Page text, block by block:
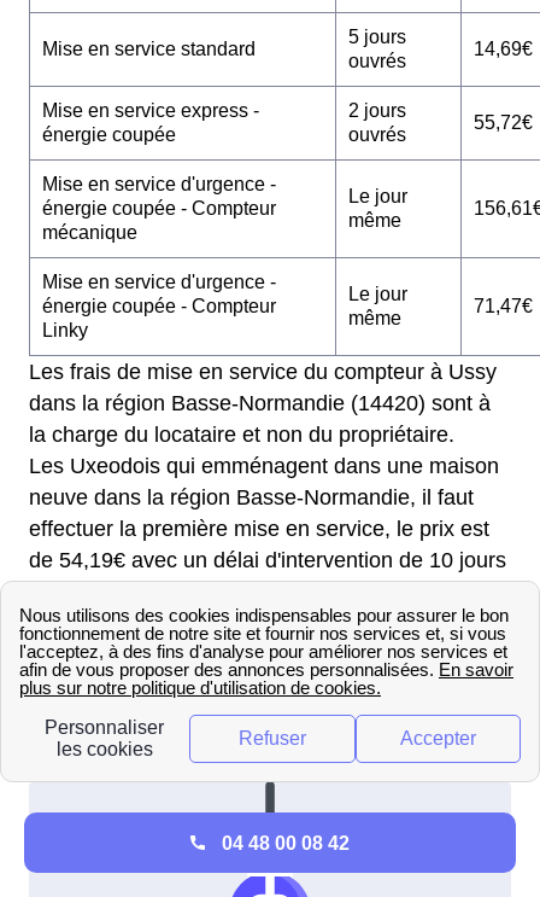
Mise en service standard
5 jours
ouvrés
14,69€
Mise en service express -
énergie coupée
2 jours
ouvrés
55,72€
Mise en service d'urgence -
énergie coupée - Compteur
mécanique
Le jour
même
Mise en service d'urgence -
énergie coupée - Compteur
Linky
Le jour
même
71,47€
Les frais de mise en service du compteur à Ussy
dans la région Basse-Normandie (14420) sont à
la charge du locataire et non du propriétaire.
Les Uxeodois qui emménagent dans une maison
neuve dans la région Basse-Normandie, il faut
effectuer la première mise en service, le prix est
de 54,19€ avec un délai d'intervention de 10 jours
CONSUEL vous sera demandée.
Pour obtenir des informations sur la mise en
service de l'électricité à côté d'Ussy, veuillez
consulter les procédures pour .
04 48 00 08 42